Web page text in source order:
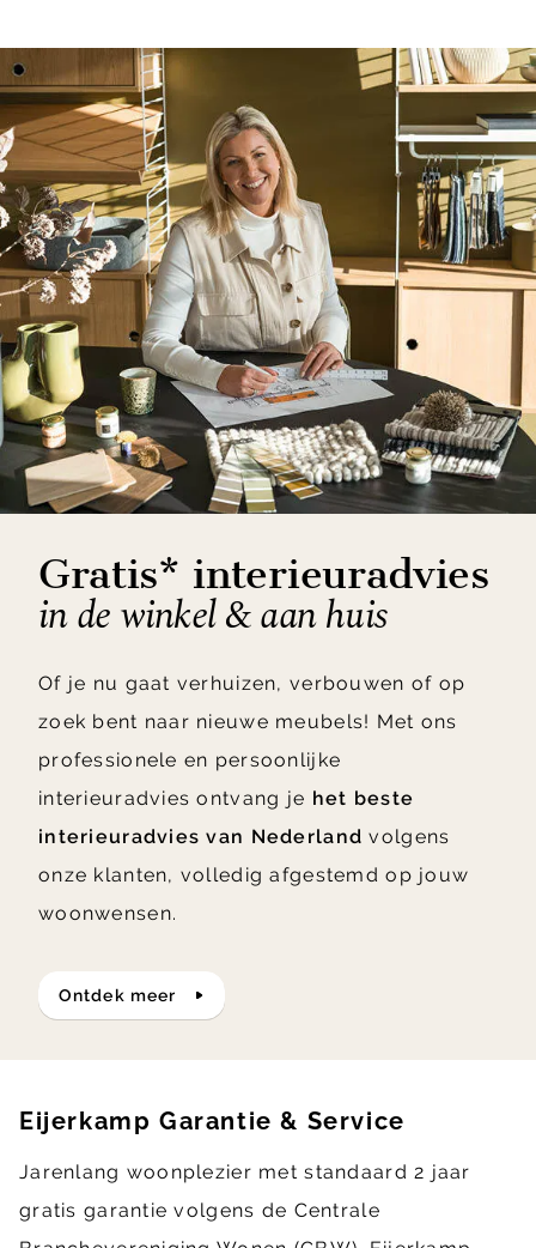
Gratis* interieuradvies
in de winkel & aan huis
Of je nu gaat verhuizen, verbouwen of op
zoek bent naar nieuwe meubels! Met ons
professionele en persoonlijke
interieuradvies ontvang je het beste
interieuradvies van Nederland volgens
onze klanten, volledig afgestemd op jouw
woonwensen.
ontdek meer
Eijerkamp Garantie & Service
Jarenlang woonplezier met standaard 2 jaar
gratis garantie volgens de Centrale